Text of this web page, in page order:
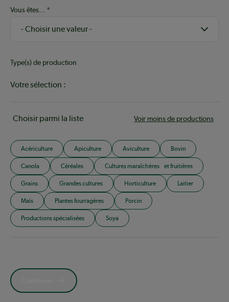
Vous êtes...
Type(s) de production
Votre sélection :
Choisir parmi la liste Voir moins de productions
Acériculture Apiculture Aviculture Bovin
Canola Céréales Cultures maraîchères et fruitières
Grains Grandes cultures Horticulture Laitier
Maïs Plantes fourragères Porcin
Productions spécialisées Soya